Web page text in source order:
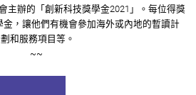
主辦的「創新科技獎學金2021」。每位得獎
，讓他們有機會參加海外或內地的暫讀計
和服務項目等。
~~